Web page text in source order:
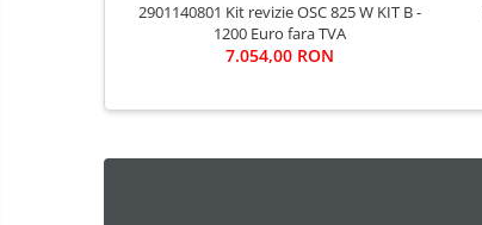
2901140801 Kit revizie OSC 825 W KIT B -
1200 Euro fara TVA
7.054,00 RON